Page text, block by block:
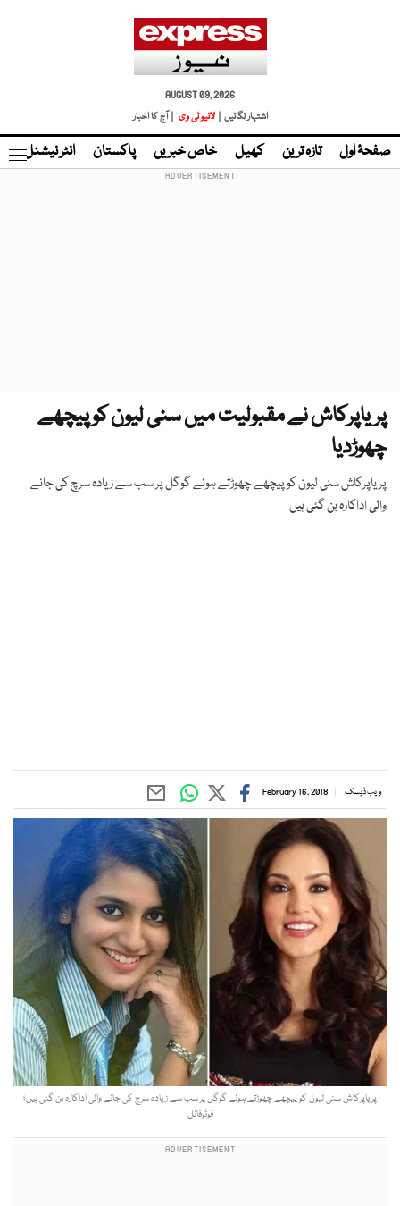
AUGUST 09, 2026
اشتہار لگائیں |
لائیو ٹی وی | آج کا اخبار
صفحۂ اول تازہ ترین کھیل خاص خبریں پاکستان انٹر نیشنل
پریاپرکاش نے مقبولیت میں سنی لیون کو پیچھے
چھوڑدیا
پریاپرکاش سنی لیون کو پیچھے چھوڑتے ہوئے گوگل پر سب سے زیادہ سرچ کی جانے
والی اداکارہ بن گئی ہیں
ویب ڈیسک February 16, 2018
پریاپرکاش سنی لیون کو پیچھے چھوڑتے ہوئے گوگل پر سب سے زیادہ سرچ کی جانے والی اداکارہ بن گئی ہیں؛
فوٹوفائل